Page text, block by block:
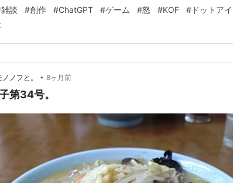
推測でかなり正答率が上がりましたので、ChatGPTに放り込
名を変…
雑談 #創作 #ChatGPT #ゲーム #怒 #KOF # ドットア
ノフと。 • 8ヶ月前
第34号。